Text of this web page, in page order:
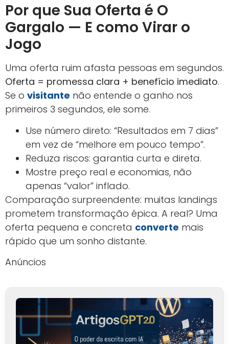
Por que Sua Oferta é O
Gargalo — E como Virar o
Jogo
Uma oferta ruim afasta pessoas em segundos.
Oferta = promessa clara + benefício imediato.
Se o visitante não entende o ganho nos
primeiros 3 segundos, ele some.
Use número direto: “Resultados em 7 dias”
em vez de “melhore em pouco tempo”.
Reduza riscos: garantia curta e direta.
Mostre preço real e economias, não
apenas “valor” inflado.
Comparação surpreendente: muitas landings
prometem transformação épica. A real? Uma
oferta pequena e concreta converte mais
rápido que um sonho distante.
Anúncios